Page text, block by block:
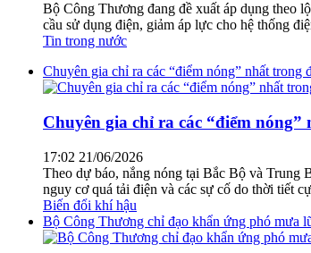
Bộ Công Thương đang đề xuất áp dụng theo
cầu sử dụng điện, giảm áp lực cho hệ thống
Tin trong nước
Chuyên gia chỉ ra các “điểm nóng” nhất trong
Chuyên gia chỉ ra các “điểm
17:02 21/06/2026
Theo dự báo, nắng nóng tại Bắc Bộ và Trung
nguy cơ quá tải điện và các sự cố do thời tiết
Biến đổi khí hậu
Bộ Công Thương chỉ đạo khẩn ứng phó mưa